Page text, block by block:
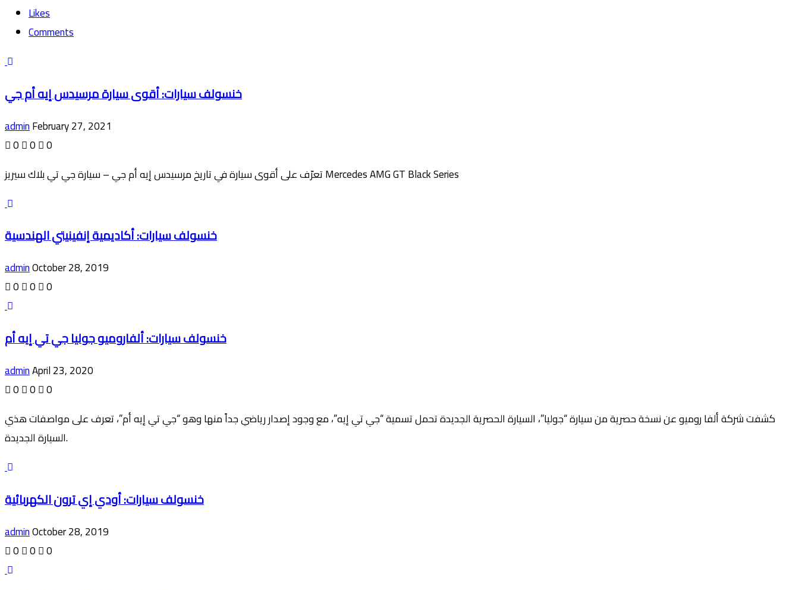
Likes
Comments
خنسولف سيارات: أقوى سيارة مرسيدس إيه أم جي
adminFebruary 27, 2021
0 0 0
تعرّف على أقوى سيارة في تاريخ مرسيدس إيه أم جي – سيارة جي تي بلاك سيريز Mercedes AMG GT Black Series
خنسولف سيارات: أكاديمية إنفينيتي الهندسية
adminOctober 28, 2019
0 0 0
خنسولف سيارات: ألفاروميو جوليا جي تي إيه أم
adminApril 23, 2020
0 0 0
كشفت شركة ألفا روميو عن نسخة حصرية من سيارة “جوليا”، السيارة الحصرية الجديدة تحمل تسمية “جي تي إيه”، مع وجود إصدار رياضي جداً منها وهو “جي تي إيه أم”، تعرف على مواصفات هذي
السيارة الجديدة.
خنسولف سيارات: أودي إي ترون الكهربائية
adminOctober 28, 2019
0 0 0